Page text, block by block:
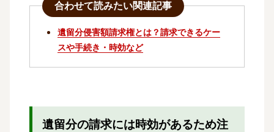
合わせて読みたい関連記事
遺留分侵害額請求権とは？請求できるケー
スや手続き・時効など
遺留分の請求には時効があるため注